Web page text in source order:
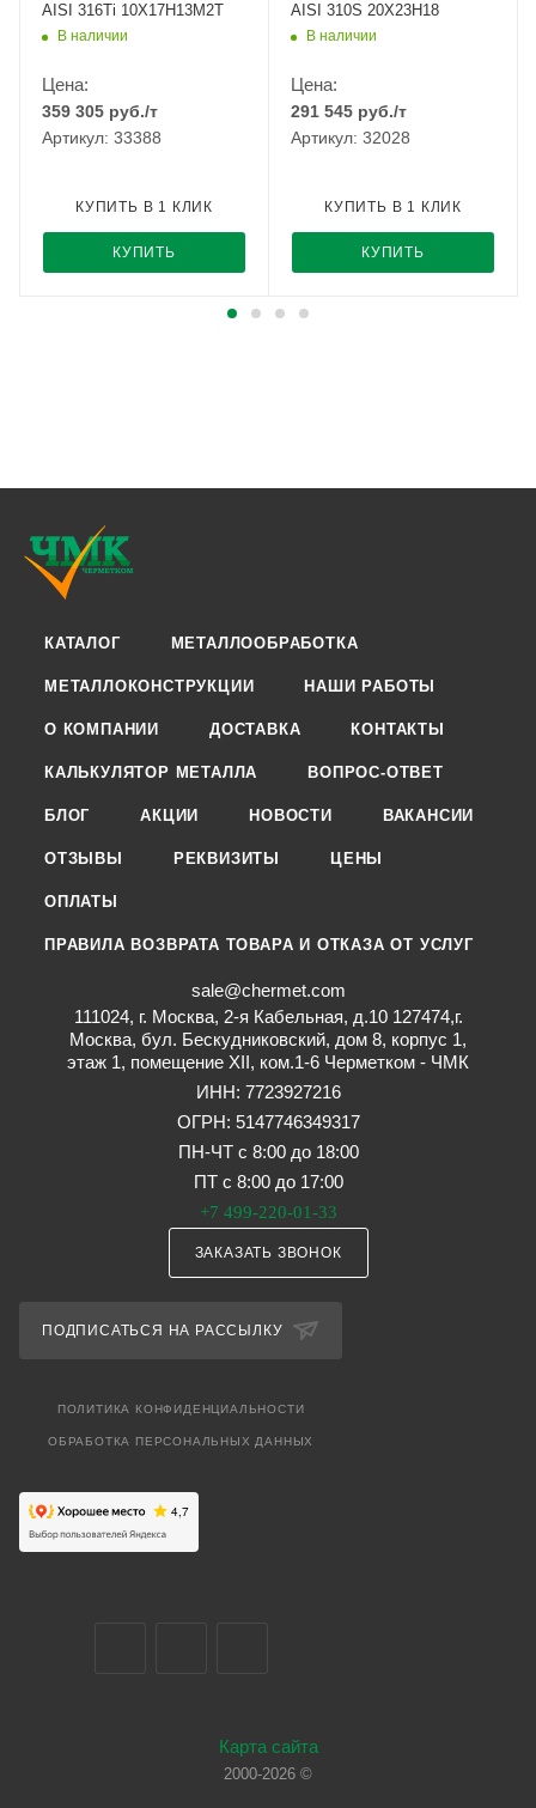
AISI 316Ti 10Х17Н13М2Т
В наличии
Цена:
359 305 руб./т
Артикул: 33388
КУПИТЬ
КУПИТЬ В 1 КЛИК
AISI 310S 20Х23Н18
В наличии
Цена:
291 545 руб./т
Артикул: 32028
КУПИТЬ
КУПИТЬ В 1 КЛИК
КАТАЛОГ МЕТАЛЛООБРАБОТКА
МЕТАЛЛОКОНСТРУКЦИИ НАШИ РАБОТЫ
О КОМПАНИИ ДОСТАВКА КОНТАКТЫ
КАЛЬКУЛЯТОР МЕТАЛЛА ВОПРОС-ОТВЕТ
БЛОГ АКЦИИ НОВОСТИ ВАКАНСИИ
ОТЗЫВЫ РЕКВИЗИТЫ ЦЕНЫ
ОПЛАТЫ
ПРАВИЛА ВОЗВРАТА ТОВАРА И ОТКАЗА ОТ УСЛУГ
sale@chermet.com
111024, г. Москва, 2-я Кабельная, д.10 127474,г.
Москва, бул. Бескудниковский, дом 8, корпус 1,
этаж 1, помещение XII, ком.1-6 Черметком - ЧМК
ИНН: 7723927216
ОГРН: 5147746349317
ПН-ЧТ с 8:00 до 18:00
ПТ с 8:00 до 17:00
+7 499-220-01-33
ЗАКАЗАТЬ ЗВОНОК
ПОДПИСАТЬСЯ НА РАССЫЛКУ
ПОЛИТИКА КОНФИДЕНЦИАЛЬНОСТИ
ОБРАБОТКА ПЕРСОНАЛЬНЫХ ДАННЫХ
Карта сайта
2000-2026 ©